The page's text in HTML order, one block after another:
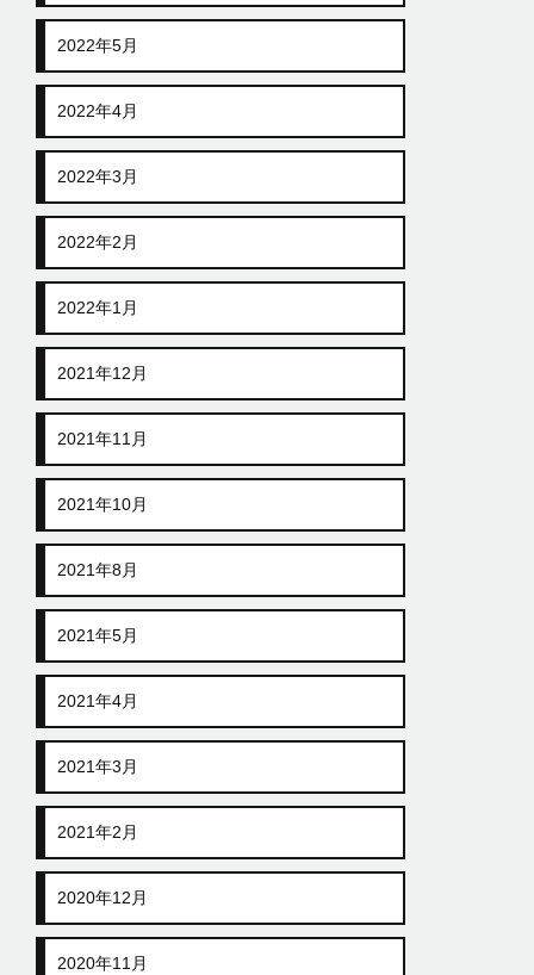
2022年5月
2022年4月
2022年3月
2022年2月
2022年1月
2021年12月
2021年11月
2021年10月
2021年8月
2021年5月
2021年4月
2021年3月
2021年2月
2020年12月
2020年11月